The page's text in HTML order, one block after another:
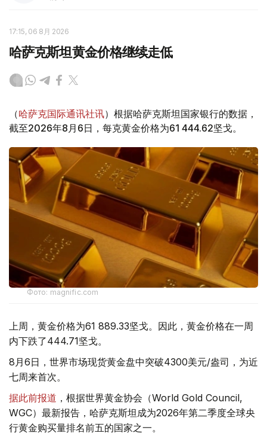
17:15, 06 8月 2026
哈萨克斯坦黄金价格继续走低
（哈萨克国际通讯社讯）根据哈萨克斯坦国家银行的数据，
截至2026年8月6日，每克黄金价格为61 444.62坚戈。
Фото: magnific.com
上周，黄金价格为61 889.33坚戈。因此，黄金价格在一周
内下跌了444.71坚戈。
8月6日，世界市场现货黄金盘中突破4300美元/盎司，为近
七周来首次。
据此前报道 ，根据世界黄金协会（World Gold Council,
WGC）最新报告，哈萨克斯坦成为2026年第二季度全球央
行黄金购买量排名前五的国家之一。